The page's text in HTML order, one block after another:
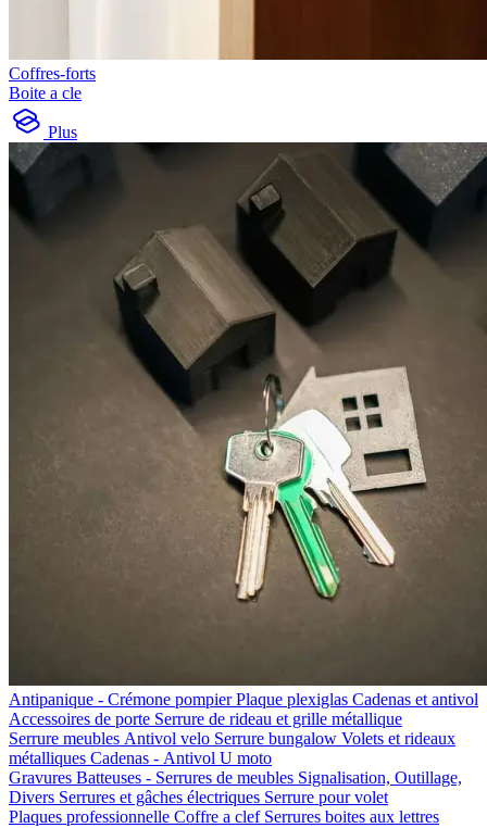
Coffres-forts
Boite a cle
Plus
Antipanique - Crémone pompierPlaque plexiglas Cadenas et antivol
Accessoires de porte Serrure de rideau et grille métallique
Serrure meubles Antivol velo Serrure bungalow Volets et rideaux
métalliques Cadenas - Antivol U moto
Gravures Batteuses - Serrures de meubles Signalisation, Outillage,
Divers Serrures et gâches électriques Serrure pour volet
Plaques professionnelle Coffre a clef Serrures boites aux lettres